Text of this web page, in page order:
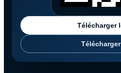
Télécharger
Télécharger